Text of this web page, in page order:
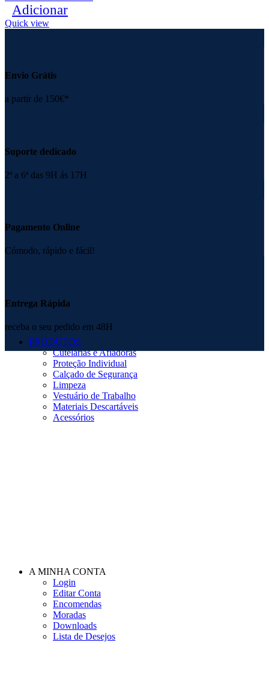
Adicionar
Quick view
Envio Grátis
a partir de 150€*
Suporte dedicado
2ª a 6ª das 9H ás 17H
Pagamento Online
Cómodo, rápido e fácil!
Entrega Rápida
receba o seu pedido em 48H
PRODUTOS
Cutelarias e Afiadoras
Proteção Individual
Calçado de Segurança
Limpeza
Vestuário de Trabalho
Materiais Descartáveis
Acessórios
A MINHA CONTA
Login
Editar Conta
Encomendas
Moradas
Downloads
Lista de Desejos